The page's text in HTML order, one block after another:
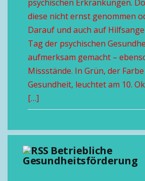
psychischen Erkrankungen.
diese nicht ernst genommen
Darauf und auch auf
Tag der psychischen
aufmerksam gemacht –
Missstände. In Grün, der
Gesundheit, leuchtet am 10.
[…]
Betriebliche
Gesundheitsförderung